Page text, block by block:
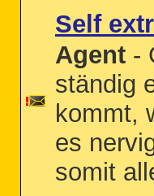
Self
Agent -
ständig
kommt,
es
somit